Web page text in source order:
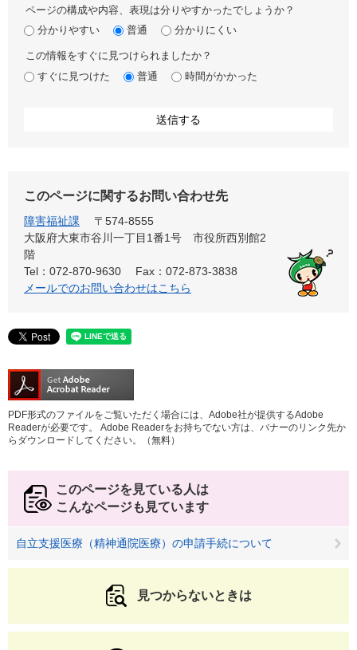
ページの構成や内容、表現は分りやすかったでしょうか？
分かりやすい
普通 分かりにくい
この情報をすぐに見つけられましたか？
すぐに見つけた
普通 時間がかかった
このページに関するお問い合わせ先
障害福祉課
〒574-8555
大阪府大東市谷川一丁目1番1号 市役所西別館2
階
Tel：072-870-9630
Fax：072-873-3838
メールでのお問い合わせはこちら
PDF形式のファイルをご覧いただく場合には、Adobe社が提供するAdobe
Readerが必要です。
Adobe Readerをお持ちでない方は、バナーのリンク先か
らダウンロードしてください。（無料）
このページを見ている人は
こんなページも見ています
自立支援医療（精神通院医療）の申請手続について
見つからないときは